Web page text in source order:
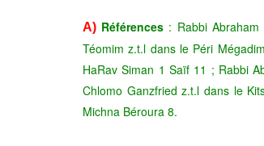
A) Références : Rabbi
Téomim z.t.l dans le Péri
HaRav Siman 1 Saïf 11 ; Rabbi
Chlomo Ganzfried z.t.l dans le
Michna Béroura 8.